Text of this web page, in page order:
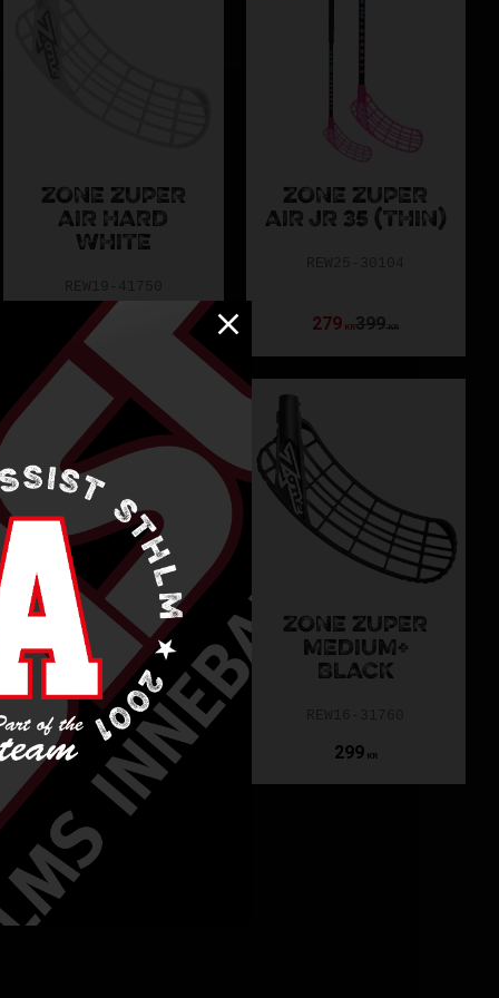
ZONE ZUPER
AIR HARD
WHITE
299
ZONE ZUPER
AIR JR 35 (THIN)
279 KR399KR
ZONE ZUPER
HARD WHITE
REW16-31765
300 KR
ZONE ZUPER
MEDIUM+
BLACK
299KR